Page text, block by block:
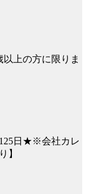
上の方に限りま
日★※会社カレ
】